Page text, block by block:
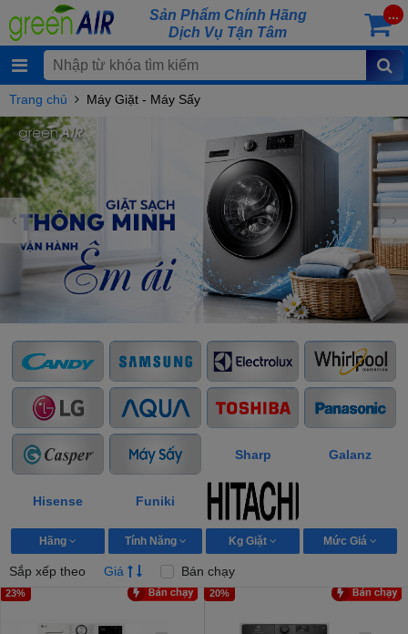
Sản Phẩm Chính Hãng
Dịch Vụ Tận Tâm
...
Trang chủ Máy Giặt - Máy Sấy
Sharp Galanz
Hisense Funiki
Hãng Tính Năng Kg Giặt Mức Giá
Sắp xếp theo Giá Bán chạy
23% 20%